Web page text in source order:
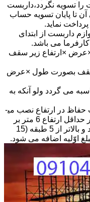
را تسویه نگردد،داربست
تا پایان تسویه حساب
نماید.
داربست از ابتدای
کارفرما می باشد.
×ارتفاع زیر سقف
بصورت طول ×عرض
داربست 3 متر محاسبه می گردد ولو آنکه به
مبنای محاسبه داربستی که بصورت حفاظ در ارتفاع نصب می­
گردد بصورت طول کار در عرض در حداقل ارتفاع 6 متر بر
مبنای ریالی بند 2 محاسبه می گردد و بالاتر از 5 طبقه (15